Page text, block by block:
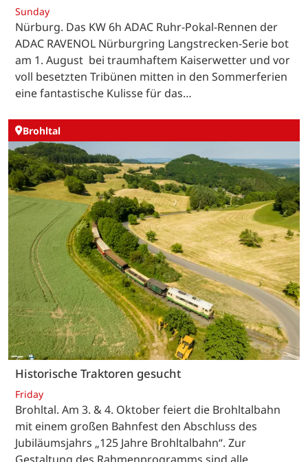
Sunday
Nürburg. Das KW 6h ADAC Ruhr-Pokal-Rennen der
ADAC RAVENOL Nürburgring Langstrecken-Serie bot
am 1. August bei traumhaftem Kaiserwetter und vor
voll besetzten Tribünen mitten in den Sommerferien
eine fantastische Kulisse für das…
Brohltal
Historische Traktoren gesucht
Friday
Brohltal. Am 3. & 4. Oktober feiert die Brohltalbahn
mit einem großen Bahnfest den Abschluss des
Jubiläumsjahrs „125 Jahre Brohltalbahn“. Zur